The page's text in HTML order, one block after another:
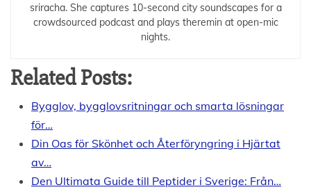
sriracha. She captures 10-second city soundscapes for a
crowdsourced podcast and plays theremin at open-mic
nights.
Related Posts:
Bygglov, bygglovsritningar och smarta lösningar
för…
Din Oas för Skönhet och Återföryngring i Hjärtat
av…
Den Ultimata Guide till Peptider i Sverige: Från…